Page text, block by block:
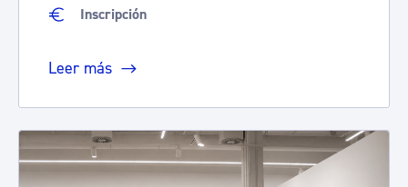
Inscripción
Leer más